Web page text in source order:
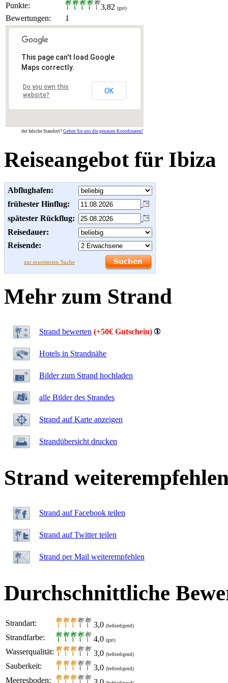
Punkte:
3,82 (gut)
Bewertungen: 1
This page can't load Google
Maps correctly.
Do you own this
website?
OK
der falsche Standort? Geben Sie uns die genauen Koordinaten!
Reiseangebot für Ibiza
Abflughafen:
frühester Hinflug:
spätester Rückflug:
Reisedauer:
Reisende:
zur erweiterten Suche
Mehr zum Strand
Strand bewerten (+50€ Gutschein)
Hotels in Strandnähe
Bilder zum Strand hochladen
alle Bilder des Strandes
Strand auf Karte anzeigen
Strandübersicht drucken
Strand
Strand auf Facebook teilen
Strand auf Twitter teilen
Strand per Mail weiterempfehlen
Durchschnittliche
Strandart: 3,0 (befriedigend)
Strandfarbe: 4,0 (gut)
Wasserqualität: 3,0 (befriedigend)
Sauberkeit: 3,0 (befriedigend)
Meeresboden: